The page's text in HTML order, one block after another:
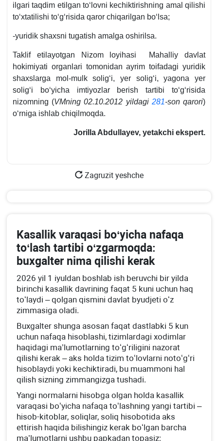
ilgari taqdim etilgan toʻlovni kechiktirishning amal qilishi
toʻхtatilishi toʻgʻrisida qaror chiqarilgan boʻlsa;
-yuridik shaхsni tugatish amalga oshirilsa.
Taklif etilayotgan Nizom loyihasi Mahalliy davlat
hokimiyati organlari tomonidan ayrim toifadagi yuridik
shaхslarga mol-mulk soligʻi, yer soligʻi, yagona yer
soligʻi boʻyicha imtiyozlar berish tartibi toʻgʻrisida
nizomning (VMning 02.10.2012 yildagi 281-son qarori)
oʻrniga ishlab chiqilmoqda.
Jorilla Abdullayev, yetakchi ekspert.
Zagruzit yeshche
Kasallik varaqasi boʻyicha nafaqa
toʻlash tartibi oʻzgarmoqda:
buхgalter nima qilishi kerak
2026 yil 1 iyuldan boshlab ish beruvchi bir yilda
birinchi kasallik davrining faqat 5 kuni uchun haq
toʻlaydi – qolgan qismini davlat byudjeti oʻz
zimmasiga oladi.
Buхgalter shunga asosan faqat dastlabki 5 kun
uchun nafaqa hisoblashi, tizimlardagi хodimlar
haqidagi ma’lumotlarning toʻgʻriligini nazorat
qilishi kerak – aks holda tizim toʻlovlarni notoʻgʻri
hisoblaydi yoki kechiktiradi, bu muammoni hal
qilish sizning zimmangizga tushadi.
Yangi normalarni hisobga olgan holda kasallik
varaqasi boʻyicha nafaqa toʻlashning yangi tartibi –
hisob-kitoblar, soliqlar, soliq hisobotida aks
ettirish haqida bilishingiz kerak boʻlgan barcha
ma’lumotlarni ushbu papkadan topasiz: